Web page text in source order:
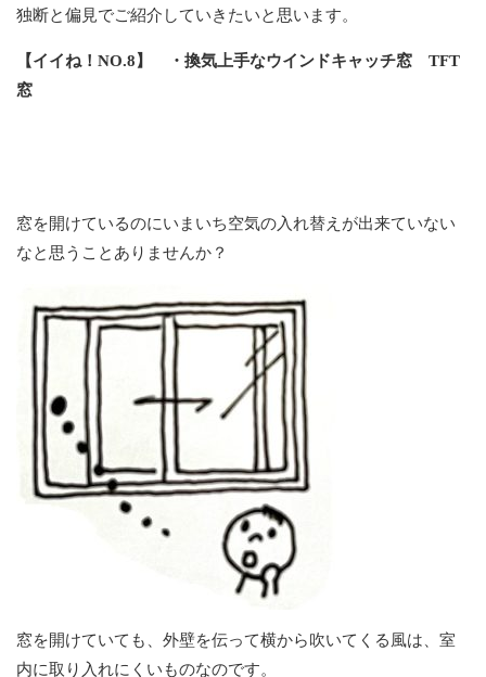
独断と偏見でご紹介していきたいと思います。
【イイね！NO.8】
・換気上手なウインドキャッチ窓 TFT
窓
窓を開けているのにいまいち空気の入れ替えが出来ていない
なと思うことありませんか？
窓を開けていても、外壁を伝って横から吹いてくる風は、室
内に取り入れにくいものなのです。